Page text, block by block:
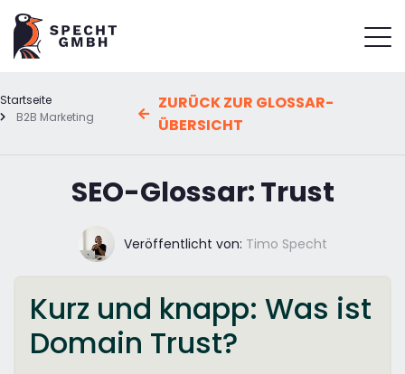
Startseite
B2B Marketing
ZURÜCK ZUR GLOSSAR-
ÜBERSICHT
SEO-Glossar: Trust
Veröffentlicht von: Timo Specht
Kurz und knapp: Was ist
Domain Trust?